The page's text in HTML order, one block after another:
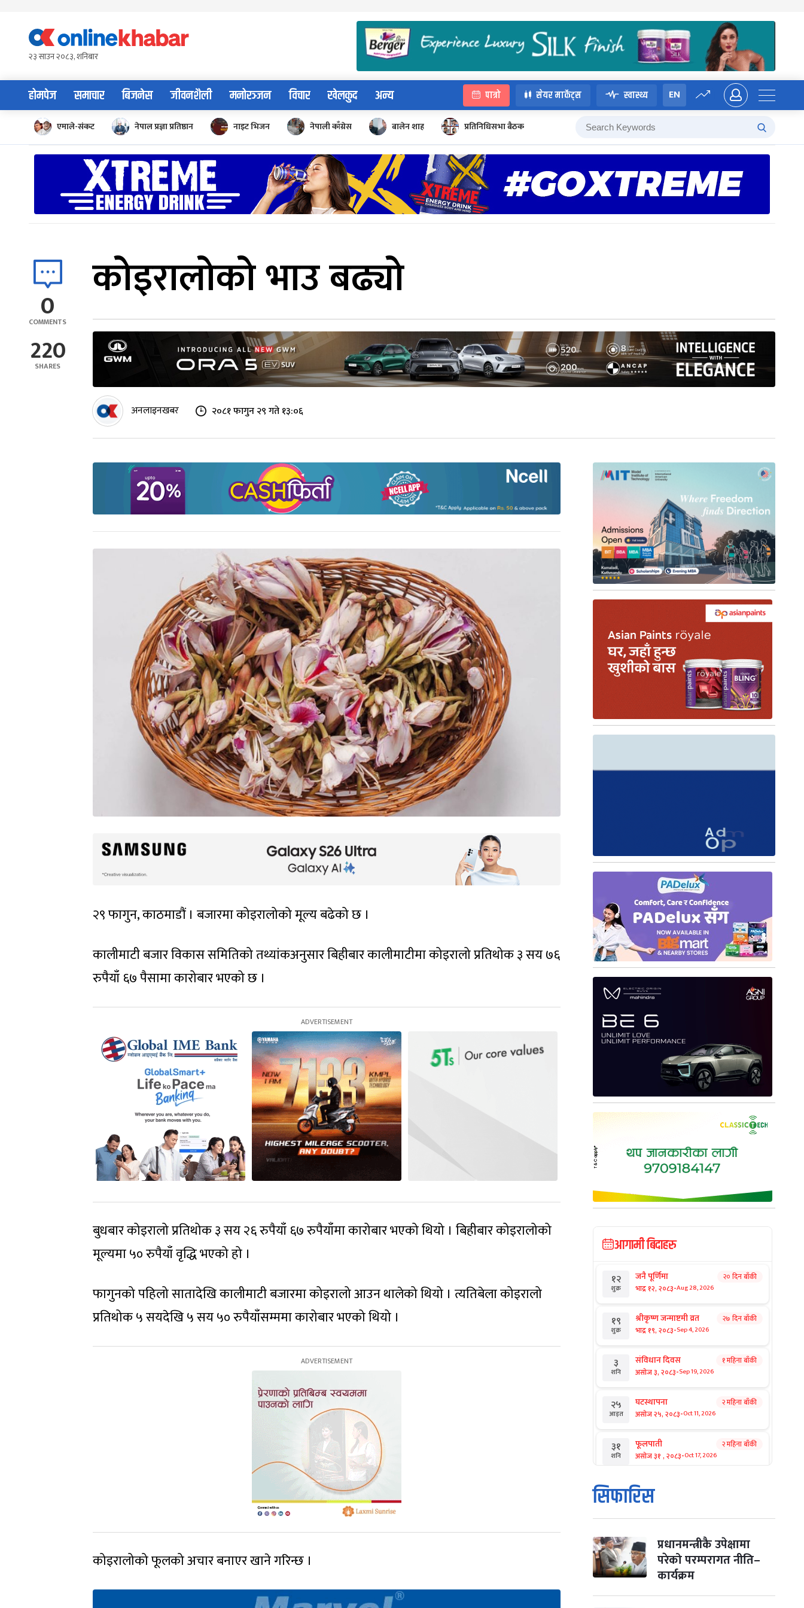
content२३ साउन २०८३, शनिबार
होमपेज समाचार बिजनेस जीवनशैली मनोरञ्जन विचार खेलकुद अन्य पात्रो सेयर मार्केट्स स्वास्थ्य EN
एमाले-संकट नेपाल प्रज्ञा प्रतिष्ठान नाइट भिजन नेपाली काँग्रेस बालेन शाह प्रतिनिधिसभा बैठक
0
COMMENTS
220
SHARES
कोइरालोको भाउ बढ्यो
अनलाइनखबर २०८१ फागुन २९ गते १३:०६
२९ फागुन, काठमाडौं । बजारमा कोइरालोको मूल्य बढेको छ ।
कालीमाटी बजार विकास समितिको तथ्यांकअनुसार बिहीबार कालीमाटीमा कोइरालो प्रतिथोक ३ सय ७६
रुपैयाँ ६७ पैसामा कारोबार भएको छ ।
बुधबार कोइरालो प्रतिथोक ३ सय २६ रुपैयाँ ६७ रुपैयाँमा कारोबार भएको थियो । बिहीबार कोइरालोको
मूल्यमा ५० रुपैयाँ वृद्धि भएको हो ।
फागुनको पहिलो सातादेखि कालीमाटी बजारमा कोइरालो आउन थालेको थियो । त्यतिबेला कोइरालो
प्रतिथोक ५ सयदेखि ५ सय ५० रुपैयाँसम्ममा कारोबार भएको थियो ।
कोइरालोको फूलको अचार बनाएर खाने गरिन्छ ।
आगामी बिदाहरु
१२
शुक्र
जनै पूर्णिमा
भाद्र १२, २०८३-Aug 28, 2026
२० दिन बाँकी
१९
शुक्र
श्रीकृष्ण जन्माष्टमी व्रत
भाद्र १९, २०८३-Sep 4, 2026
२७ दिन बाँकी
३
शनि
संविधान दिवस
असोज ३, २०८३-Sep 19, 2026
१ महिना बाँकी
२५
आइत
घटस्थापना
असोज २५, २०८३-Oct 11, 2026
२ महिना बाँकी
३१
शनि
फूलपाती
असोज ३१ , २०८३-Oct 17, 2026
२ महिना बाँकी
१
आइत
कार्तिक सङ्क्रान्ति
कार्तिक १, २०८३
मंगल कार्तिक ३, २०८३-Oct 20, 2026
४ विजयादशमी
कार्तिक ४, २०८३-Oct 21, 2026
सिफारिस
प्रधानमन्त्रीकै उपेक्षामा
परेको परम्परागत नीति–
कार्यक्रम